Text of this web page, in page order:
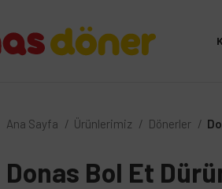
Ana Sayfa Ürünlerimiz Dönerler
Donas Bol Et